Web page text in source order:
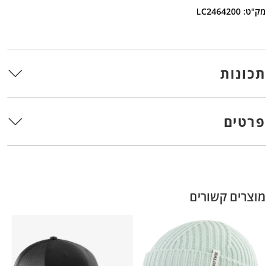
מק"ט: LC2464200
תכונות
פרטים
מוצרים קשורים